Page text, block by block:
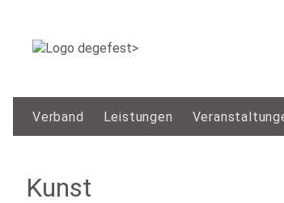
Verband Leistungen
Kunst